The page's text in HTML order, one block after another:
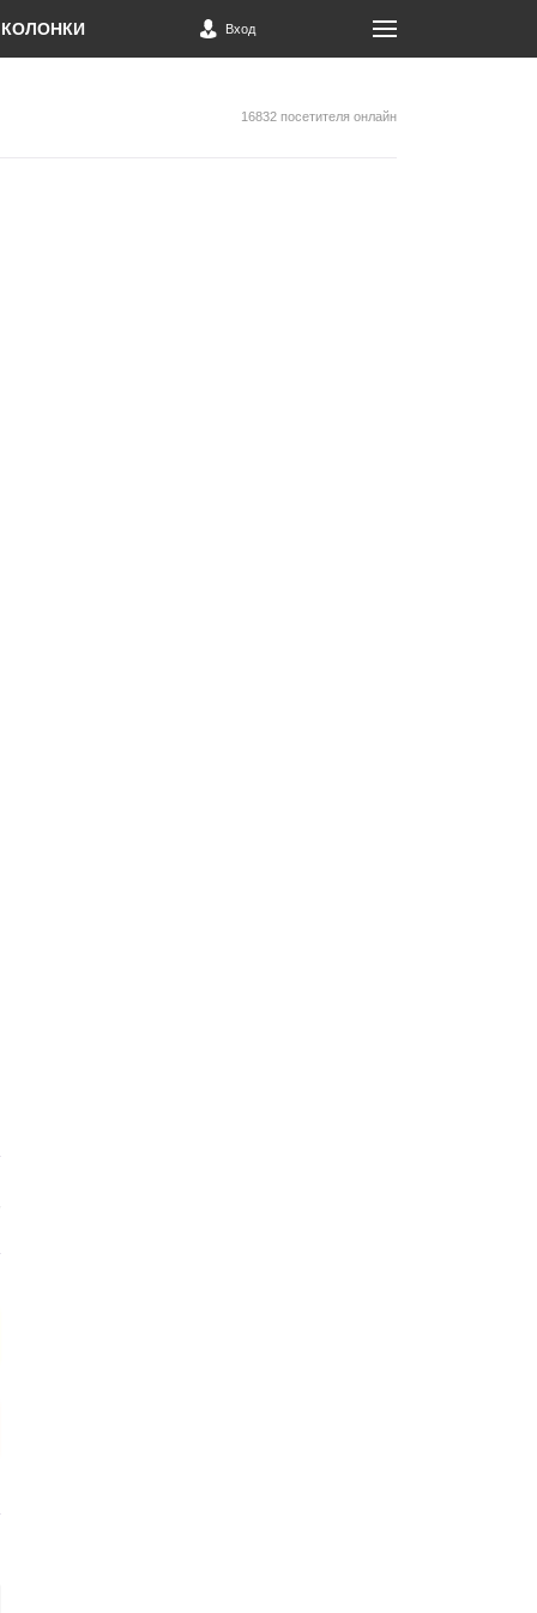
КОЛОНКИ Вход
16832 посетителя онлайн